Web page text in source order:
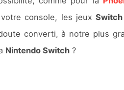
votre console, les jeuxSwitch
converti, à notre plus
Nintendo Switch?